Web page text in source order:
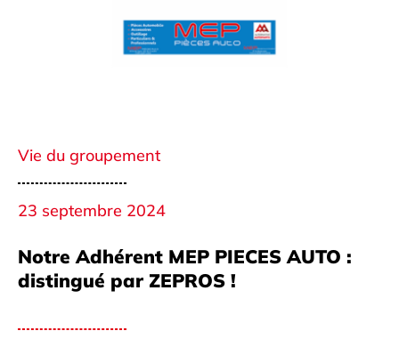
Vie du groupement
23 septembre 2024
Notre Adhérent MEP PIECES AUTO :
distingué par ZEPROS !